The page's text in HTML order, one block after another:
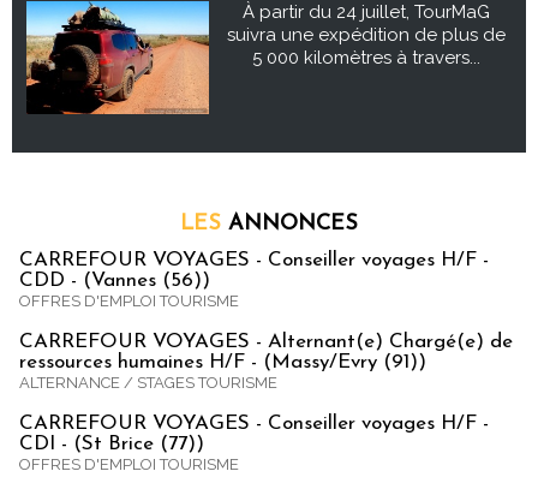
À partir du 24 juillet, TourMaG
suivra une expédition de plus de
5 000 kilomètres à travers...
LES ANNONCES
CARREFOUR VOYAGES - Conseiller voyages H/F -
CDD - (Vannes (56))
OFFRES D'EMPLOI TOURISME
CARREFOUR VOYAGES - Alternant(e) Chargé(e) de
ressources humaines H/F - (Massy/Evry (91))
ALTERNANCE / STAGES TOURISME
CARREFOUR VOYAGES - Conseiller voyages H/F -
CDI - (St Brice (77))
OFFRES D'EMPLOI TOURISME